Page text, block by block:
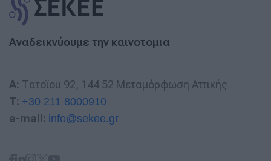
Αναδεικνύουμε την καινοτομια
A: Τατοϊου 92, 144 52 Μεταμόρφωση Αττικής
T: +30 211 8000910
e-mail: info@sekee.gr